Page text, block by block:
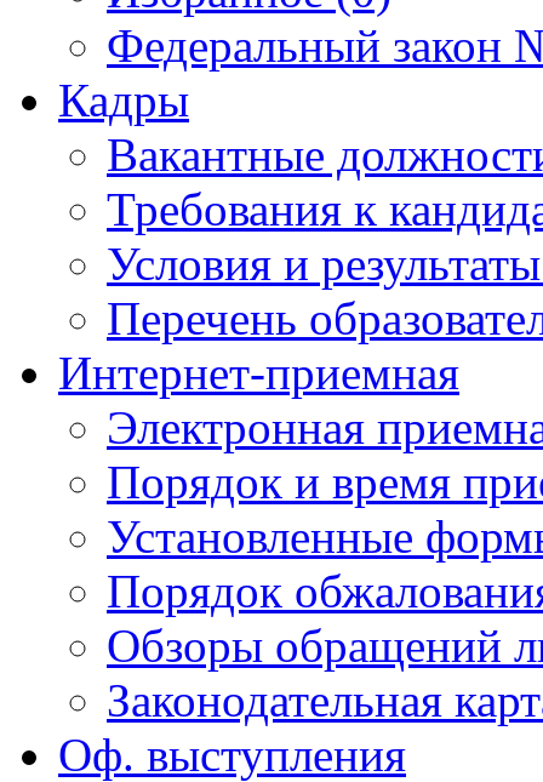
Федеральный закон
Кадры
Вакантные
Требования к
Условия и
Перечень
Интернет-приемная
Электронная
Порядок и время
Установленные
Порядок
Обзоры обращений
Законодательная
Оф. выступления